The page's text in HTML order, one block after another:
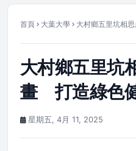
首頁 大葉大學 大村鄉五里坑相
大村鄉五里坑
畫 打造綠色
星期五, 4月 11, 2025